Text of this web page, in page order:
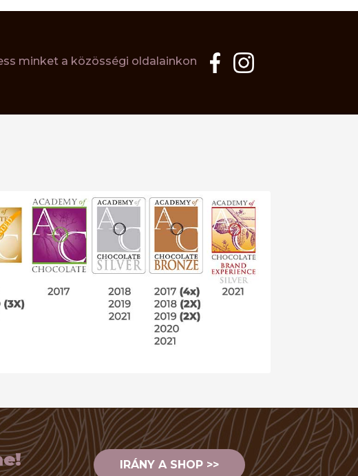
minket a közösségi oldalainkon
IRÁNY A SHOP >>